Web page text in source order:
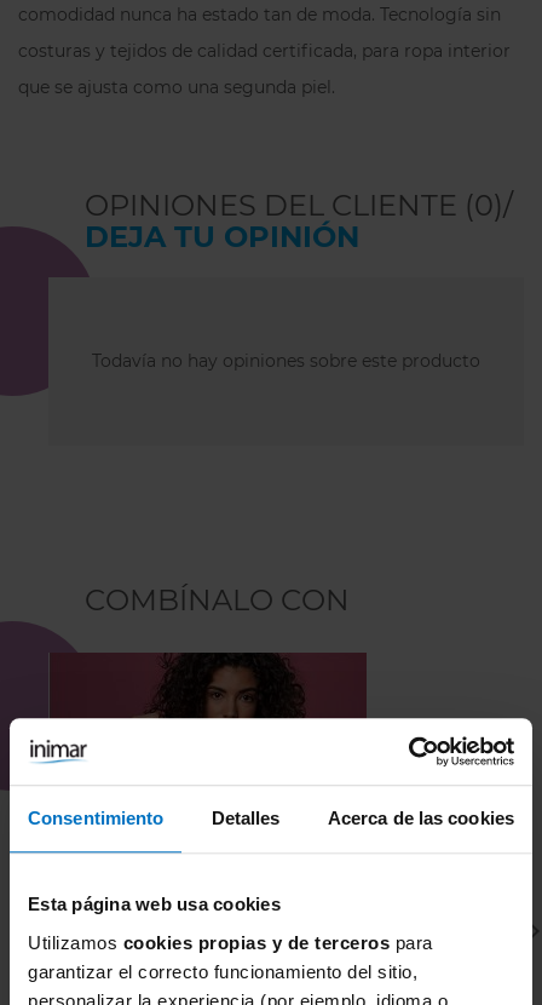
Consentimiento Detalles Acerca de las cookies
Esta página web usa cookies
Utilizamos cookies propias y de terceros para
garantizar el correcto funcionamiento del sitio,
personalizar la experiencia (por ejemplo, idioma o
comodidad nunca ha estado tan de moda. Tecnología sin
costuras y tejidos de calidad certificada, para ropa interior
que se ajusta como una segunda piel.
OPINIONES DEL CLIENTE (0)/
DEJA TU OPINIÓN
Todavía no hay opiniones sobre este producto
COMBÍNALO CON